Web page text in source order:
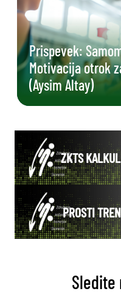
Prispevek:
Motivacija otrok
(Aysim Altay)
ZKTS
PROSTI
Sledite